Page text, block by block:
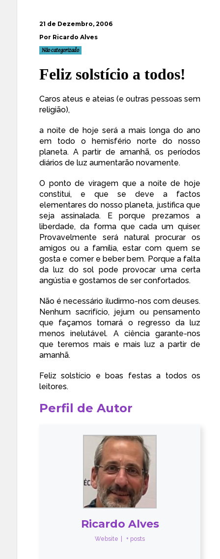
21 de Dezembro, 2006
Por Ricardo Alves
Não categorizado
Feliz solstício a todos!
Caros ateus e ateias (e outras pessoas sem
religião),
a noite de hoje será a mais longa do ano
em todo o hemisfério norte do nosso
planeta. A partir de amanhã, os períodos
diários de luz aumentarão novamente.
O ponto de viragem que a noite de hoje
constitui, e que se deve a factos
elementares do nosso planeta, justifica que
seja assinalada. E porque prezamos a
liberdade, da forma que cada um quiser.
Provavelmente será natural procurar os
amigos ou a família, estar com quem se
gosta e comer e beber bem. Porque a falta
da luz do sol pode provocar uma certa
angústia e gostamos de ser confortados.
Não é necessário iludirmo-nos com deuses.
Nenhum sacrifício, jejum ou pensamento
que façamos tornará o regresso da luz
menos inelutável. A ciência garante-nos
que teremos mais e mais luz a partir de
amanhã.
Feliz solstício e boas festas a todos os
leitores.
Perfil de Autor
Ricardo Alves
Website + posts